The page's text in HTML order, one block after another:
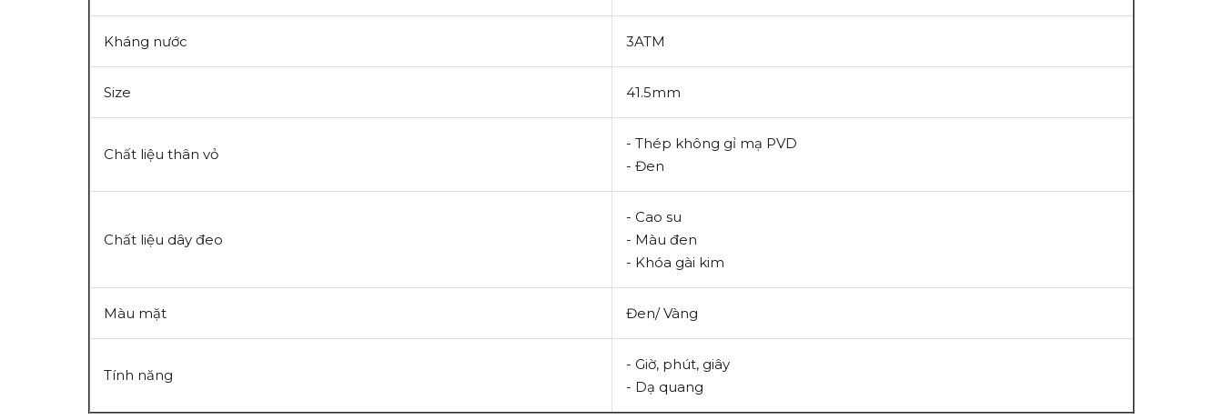
Kháng nước 3ATM
Size 41.5mm
Chất liệu thân vỏ
- Thép không gỉ mạ PVD
- Đen
Chất liệu dây đeo
- Cao su
- Màu đen
- Khóa gài kim
Màu mặt Đen/ Vàng
Tính năng
- Giờ, phút, giây
- Dạ quang